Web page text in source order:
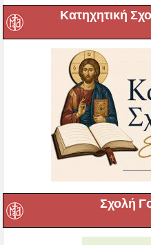
Κατηχητική
Σχολή